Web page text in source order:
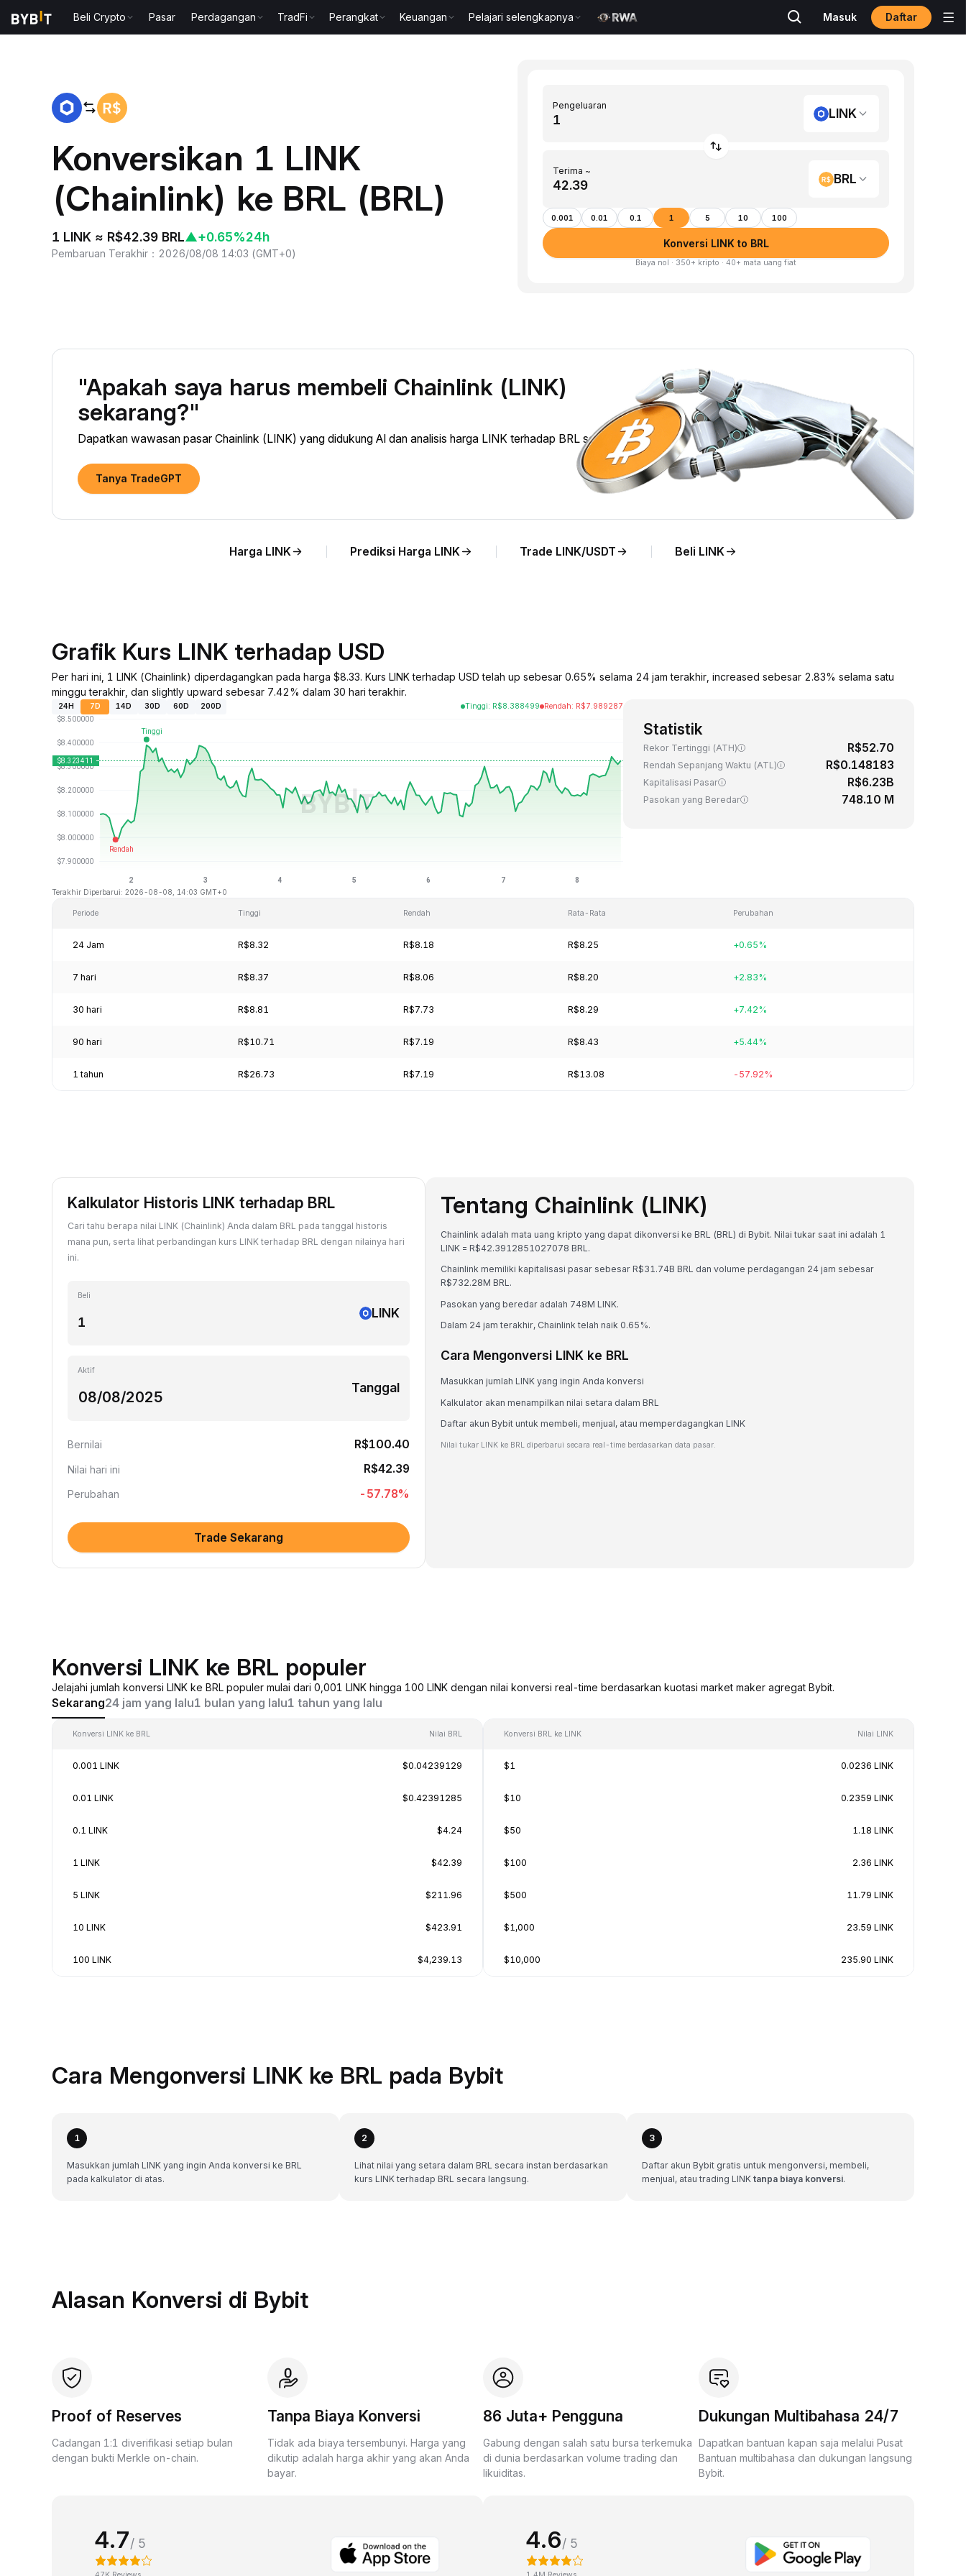
Beli Crypto Pasar Perdagangan TradFi Perangkat Keuangan Pelajari selengkapnya Masuk Daftar
Konversikan 1 LINK
(Chainlink) ke BRL (BRL)
1 LINK ≈ R$42.39 BRL▲+0.65%24h
Pembaruan Terakhir ： 2026/08/08 14:03 (GMT+0)
Pengeluaran
LINK
Terima ~
BRL
0.001 0.01 0.1 1 5 10 100
Konversi LINK to BRL
Biaya nol · 350+ kripto · 40+ mata uang fiat
"Apakah saya harus membeli Chainlink (LINK)
sekarang?"
Dapatkan wawasan pasar Chainlink (LINK) yang didukung AI dan analisis harga LINK terhadap BRL secara langsung.
Tanya TradeGPT
Harga LINK Prediksi Harga LINK Trade LINK/USDT Beli LINK
Grafik Kurs LINK terhadap USD
Per hari ini, 1 LINK (Chainlink) diperdagangkan pada harga $8.33. Kurs LINK terhadap USD telah up sebesar 0.65% selama 24 jam terakhir, increased sebesar 2.83% selama satu
minggu terakhir, dan slightly upward sebesar 7.42% dalam 30 hari terakhir.
24H 7D 14D 30D 60D 200D Tinggi: R$8.388499 Rendah: R$7.989287
Terakhir Diperbarui: 2026-08-08, 14:03 GMT+0
Statistik
Rekor Tertinggi (ATH) R$52.70
Rendah Sepanjang Waktu (ATL) R$0.148183
Kapitalisasi Pasar R$6.23B
Pasokan yang Beredar 748.10 M
Periode Tinggi Rendah Rata-Rata Perubahan
24 Jam R$8.32 R$8.18 R$8.25 +0.65%
7 hari R$8.37 R$8.06 R$8.20 +2.83%
30 hari R$8.81 R$7.73 R$8.29 +7.42%
90 hari R$10.71 R$7.19 R$8.43 +5.44%
1 tahun R$26.73 R$7.19 R$13.08 -57.92%
Kalkulator Historis LINK terhadap BRL
Cari tahu berapa nilai LINK (Chainlink) Anda dalam BRL pada tanggal historis
mana pun, serta lihat perbandingan kurs LINK terhadap BRL dengan nilainya hari
ini.
Beli
LINK
Aktif
Tanggal
Bernilai R$100.40
Nilai hari ini R$42.39
Perubahan -57.78%
Trade Sekarang
Tentang Chainlink (LINK)
Chainlink adalah mata uang kripto yang dapat dikonversi ke BRL (BRL) di Bybit. Nilai tukar saat ini adalah 1
LINK = R$42.3912851027078 BRL.
Chainlink memiliki kapitalisasi pasar sebesar R$31.74B BRL dan volume perdagangan 24 jam sebesar
R$732.28M BRL.
Pasokan yang beredar adalah 748M LINK.
Dalam 24 jam terakhir, Chainlink telah naik 0.65%.
Cara Mengonversi LINK ke BRL
Masukkan jumlah LINK yang ingin Anda konversi
Kalkulator akan menampilkan nilai setara dalam BRL
Daftar akun Bybit untuk membeli, menjual, atau memperdagangkan LINK
Nilai tukar LINK ke BRL diperbarui secara real-time berdasarkan data pasar.
Konversi LINK ke BRL populer
Jelajahi jumlah konversi LINK ke BRL populer mulai dari 0,001 LINK hingga 100 LINK dengan nilai konversi real-time berdasarkan kuotasi market maker agregat Bybit.
Sekarang24 jam yang lalu1 bulan yang lalu1 tahun yang lalu
Konversi LINK ke BRL Nilai BRL
0.001 LINK $0.04239129
0.01 LINK $0.42391285
0.1 LINK $4.24
1 LINK $42.39
5 LINK $211.96
10 LINK $423.91
100 LINK $4,239.13
Konversi BRL ke LINK Nilai LINK
$1 0.0236 LINK
$10 0.2359 LINK
$50 1.18 LINK
$100 2.36 LINK
$500 11.79 LINK
$1,000 23.59 LINK
$10,000 235.90 LINK
Cara Mengonversi LINK ke BRL pada Bybit
1
Masukkan jumlah LINK yang ingin Anda konversi ke BRL
pada kalkulator di atas.
2
Lihat nilai yang setara dalam BRL secara instan berdasarkan
kurs LINK terhadap BRL secara langsung.
3
Daftar akun Bybit gratis untuk mengonversi, membeli,
menjual, atau trading LINK tanpa biaya konversi.
Alasan Konversi di Bybit
Proof of Reserves
Cadangan 1:1 diverifikasi setiap bulan
dengan bukti Merkle on-chain.
Tanpa Biaya Konversi
Tidak ada biaya tersembunyi. Harga yang
dikutip adalah harga akhir yang akan Anda
bayar.
86 Juta+ Pengguna
Gabung dengan salah satu bursa terkemuka
di dunia berdasarkan volume trading dan
likuiditas.
Dukungan Multibahasa 24/7
Dapatkan bantuan kapan saja melalui Pusat
Bantuan multibahasa dan dukungan langsung
Bybit.
4.7/ 5 4.6/ 5